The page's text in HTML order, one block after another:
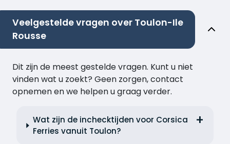
Veelgestelde vragen over Toulon-Ile
Rousse
Dit zijn de meest gestelde vragen. Kunt u niet
vinden wat u zoekt? Geen zorgen, contact
opnemen en we helpen u graag verder.
Wat zijn de inchecktijden voor Corsica
Ferries vanuit Toulon?